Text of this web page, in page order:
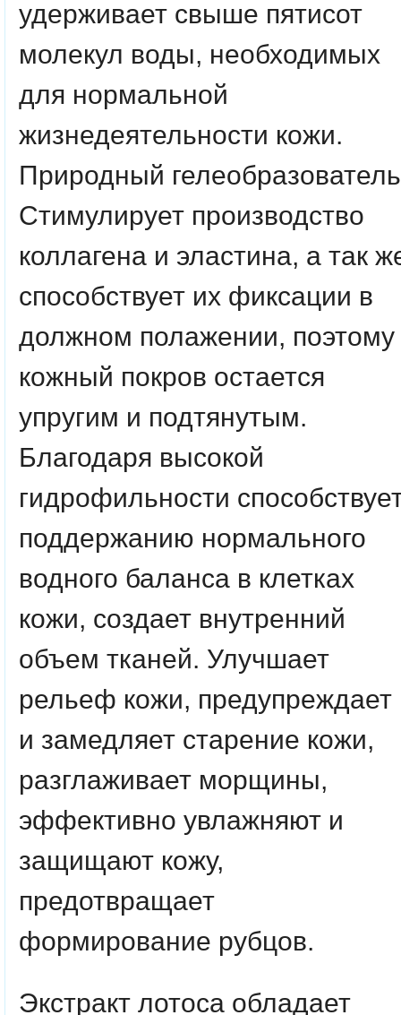
удерживает свыше пятисот
молекул воды, необходимых
для нормальной
жизнедеятельности кожи.
Природный
Стимулирует производство
коллагена и эластина, а так
способствует их фиксации в
должном полажении, поэтому
кожный покров остается
упругим и подтянутым.
Благодаря высокой
гидрофильности
поддержанию нормального
водного баланса в клетках
кожи, создает внутренний
объем тканей. Улучшает
рельеф кожи, предупреждает
и замедляет старение кожи,
разглаживает морщины,
эффективно увлажняют и
защищают кожу,
предотвращает
формирование рубцов.
Экстракт лотоса обладает